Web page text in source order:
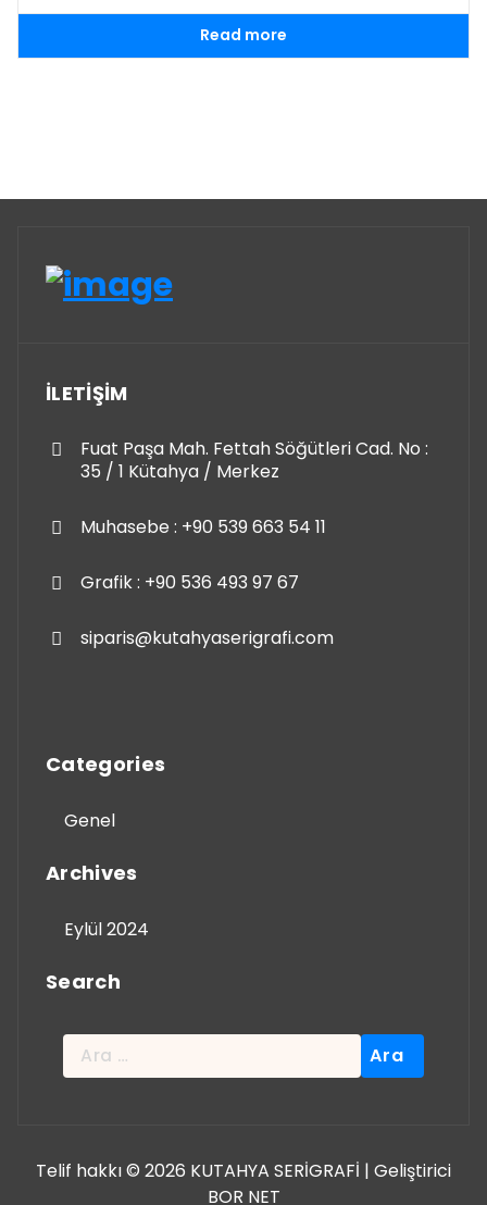
Read more
İLETİŞİM
Fuat Paşa Mah. Fettah Söğütleri Cad. No :
35 / 1 Kütahya / Merkez
Muhasebe : +90 539 663 54 11
Grafik : +90 536 493 97 67
siparis@kutahyaserigrafi.com
Categories
Genel
Archives
Eylül 2024
Search
Arama:
Telif hakkı © 2026 KUTAHYA SERİGRAFİ | Geliştirici
BOR NET